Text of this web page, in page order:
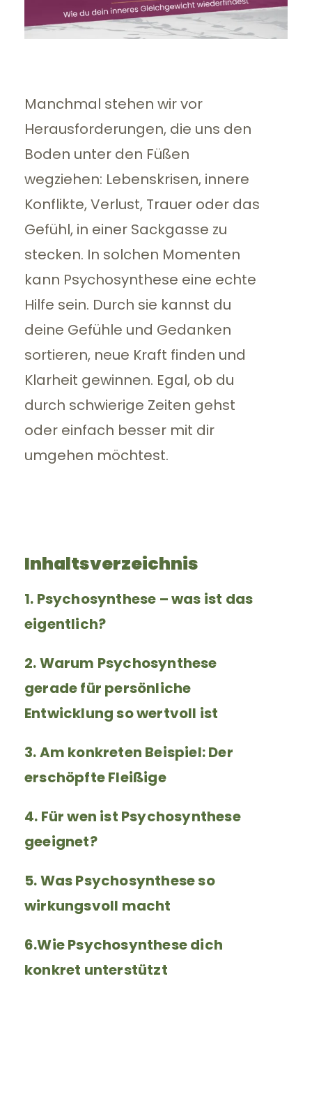
Manchmal stehen wir vor
Herausforderungen, die uns den
Boden unter den Füßen
wegziehen: Lebenskrisen, innere
Konflikte, Verlust, Trauer oder das
Gefühl, in einer Sackgasse zu
stecken. In solchen Momenten
kann Psychosynthese eine echte
Hilfe sein. Durch sie kannst du
deine Gefühle und Gedanken
sortieren, neue Kraft finden und
Klarheit gewinnen. Egal, ob du
durch schwierige Zeiten gehst
oder einfach besser mit dir
umgehen möchtest.
Inhaltsverzeichnis
1. Psychosynthese – was ist das
eigentlich?
2. Warum Psychosynthese
gerade für persönliche
Entwicklung so wertvoll ist
3. Am konkreten Beispiel: Der
erschöpfte Fleißige
4. Für wen ist Psychosynthese
geeignet?
5. Was Psychosynthese so
wirkungsvoll macht
6.Wie Psychosynthese dich
konkret unterstützt